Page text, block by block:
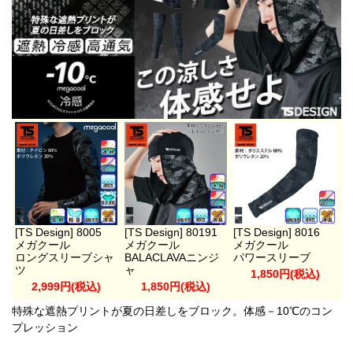
[TS Design] 8005
メガクール
ロングスリーブシャ
ツ
2,999円(税込)
[TS Design] 80191
メガクール
BALACLAVAニンジ
ャ
1,850円(税込)
[TS Design] 8016
メガクール
パワースリーブ
1,850円(税込)
特殊な遮熱プリントが夏の日差しをブロック。体感－10℃のコン
プレッション